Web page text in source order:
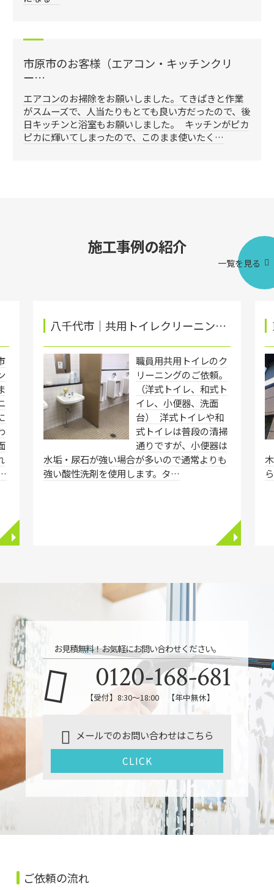
市原市のお客様（エアコン・キッチンクリ
ー…
エアコンのお掃除をお願いしました。てきぱきと作業
がスムーズで、人当たりもとても良い方だったので、後
日キッチンと浴室もお願いしました。 キッチンがピカ
ピカに輝いてしまったので、このまま使いたく…
施工事例の紹介
一覧を見る
◥
八千代市│共用トイレクリーニン…
職員用共用トイレのク
リーニングのご依頼。
（洋式トイレ、和式ト
イレ、小便器、洗面
台） 洋式トイレや和
式トイレは普段の清掃
通りですが、小便器は
水垢・尿石が強い場合が多いので通常よりも
強い酸性洗剤を使用します。タ…
◥
お見積無料！お気軽にお問い合わせください。
0120-168-681
【受付】8:30～18:00 【年中無休】
メールでのお問い合わせはこちら
CLICK
ご依頼の流れ